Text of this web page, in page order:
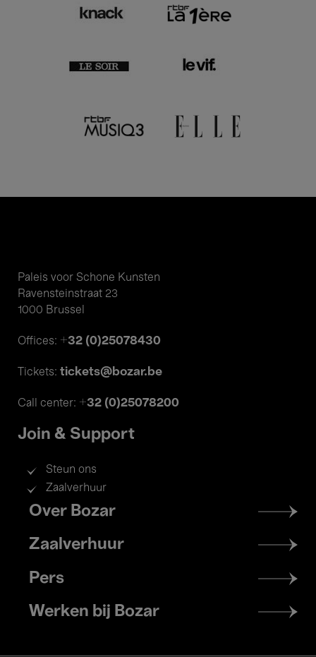
Paleis voor Schone Kunsten
Ravensteinstraat 23
1000 Brussel
Offices: +32 (0)25078430
Tickets: tickets@bozar.be
Call center: +32 (0)25078200
Join & Support
Steun ons
Zaalverhuur
Footer
menu
Over Bozar
Zaalverhuur
Pers
Werken bij Bozar